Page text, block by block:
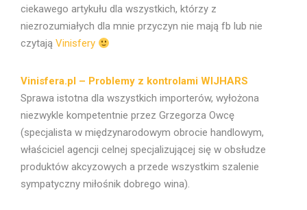
ciekawego artykułu dla wszystkich, którzy z
niezrozumiałych dla mnie przyczyn nie mają fb lub nie
czytają Vinisfery
Vinisfera.pl – Problemy z kontrolami WIJHARS
Sprawa istotna dla wszystkich importerów, wyłożona
niezwykle kompetentnie przez Grzegorza Owcę
(specjalista w międzynarodowym obrocie handlowym,
właściciel agencji celnej specjalizującej się w obsłudze
produktów akcyzowych a przede wszystkim szalenie
sympatyczny miłośnik dobrego wina).